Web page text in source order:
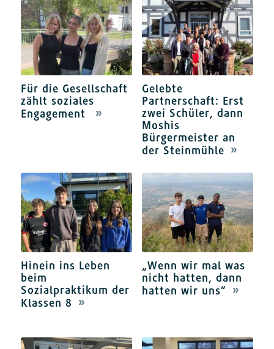
Für die Gesellschaft
zählt soziales
Engagement
Gelebte
Partnerschaft: Erst
zwei Schüler, dann
Moshis
Bürgermeister an
der Steinmühle
Hinein ins Leben
beim
Sozialpraktikum der
Klassen 8
„Wenn wir mal was
nicht hatten, dann
hatten wir uns“